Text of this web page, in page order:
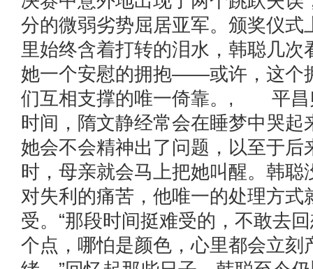
分的微弱劣势屈居亚军。颁奖仪式
里始终含着打转的泪水，韩聪几次
她一个安慰的拥抱——或许，这个
们互相支撑的唯一倚靠。, 平昌
时间，隋文静经常会在睡梦中哭起
她会不会精神出了问题，以至于后
时，母亲就会马上把她叫醒。韩聪
对失利的痛苦，他唯一的处理方式
受。“那段时间挺难受的，不敢去
个点，哪怕是颜色，心里都会立刻